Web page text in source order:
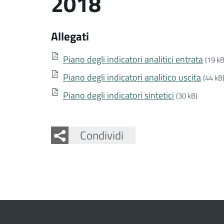
Allegati
Piano degli indicatori analitici entrata(19
Piano degli indicatori analitico uscita(44 kB)
Piano degli indicatori sintetici (30 kB)
Condividi
Facebook
Twitter
Whatsapp